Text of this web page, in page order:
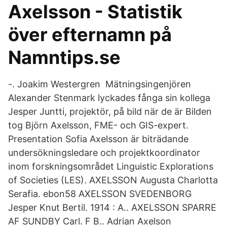
Axelsson - Statistik
över efternamn på
Namntips.se
-. Joakim Westergren Mätningsingenjören
Alexander Stenmark lyckades fånga sin kollega
Jesper Juntti, projektör, på bild när de är Bilden
tog Björn Axelsson, FME- och GIS-expert.
Presentation Sofia Axelsson är biträdande
undersökningsledare och projektkoordinator
inom forskningsområdet Linguistic Explorations
of Societies (LES). AXELSSON Augusta Charlotta
Serafia. ebon58 AXELSSON SVEDENBORG
Jesper Knut Bertil. 1914 : A.. AXELSSON SPARRE
AF SUNDBY Carl. F B.. Adrian Axelson